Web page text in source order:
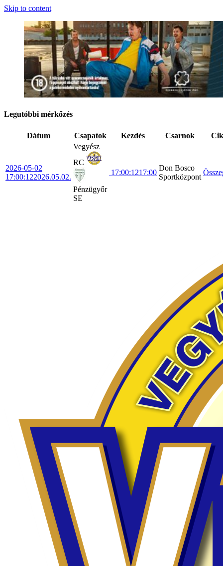
Skip to content
Legutóbbi mérkőzés
Dátum Csapatok Kezdés Csarnok
2026-05-02
17:00:122026.05.02.
Vegyész
RC
Pénzügyőr
SE
17:00:1217:00
Don Bosco
Sportközpont